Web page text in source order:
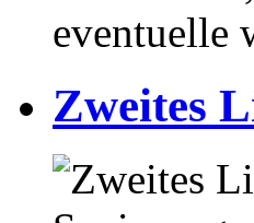
eventuelle
Zweites